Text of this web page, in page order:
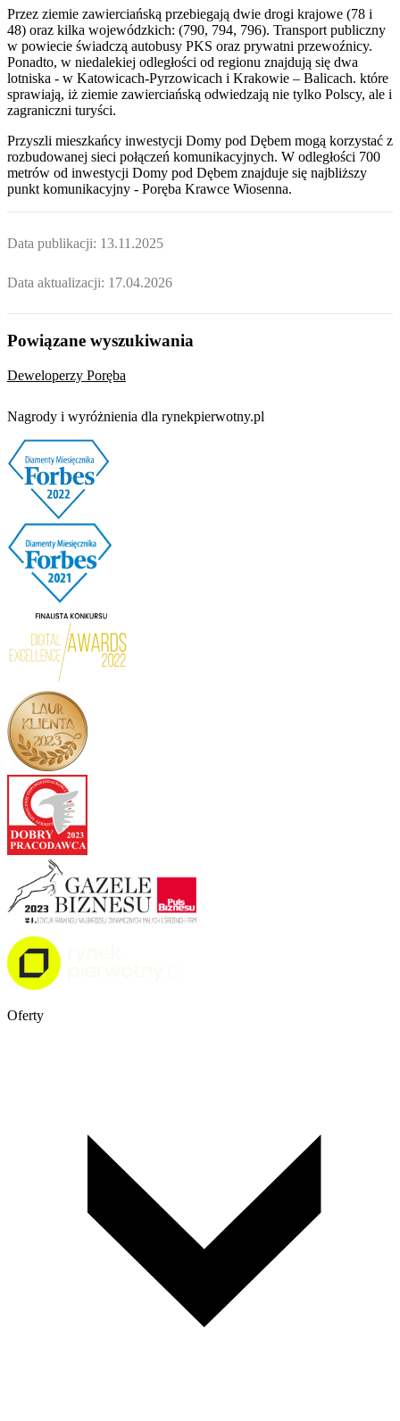
Przez ziemie zawierciańską przebiegają dwie drogi krajowe (78 i
48) oraz kilka wojewódzkich: (790, 794, 796). Transport publiczny
w powiecie świadczą autobusy PKS oraz prywatni przewoźnicy.
Ponadto, w niedalekiej odległości od regionu znajdują się dwa
lotniska - w Katowicach-Pyrzowicach i Krakowie – Balicach. które
sprawiają, iż ziemie zawierciańską odwiedzają nie tylko Polscy, ale i
zagraniczni turyści.
Przyszli mieszkańcy inwestycji Domy pod Dębem mogą korzystać z
rozbudowanej sieci połączeń komunikacyjnych. W odległości 700
metrów od inwestycji Domy pod Dębem znajduje się najbliższy
punkt komunikacyjny - Poręba Krawce Wiosenna.
Data publikacji: 13.11.2025
Data aktualizacji: 17.04.2026
Powiązane wyszukiwania
Deweloperzy Poręba
Nagrody i wyróżnienia dla rynekpierwotny.pl
Oferty